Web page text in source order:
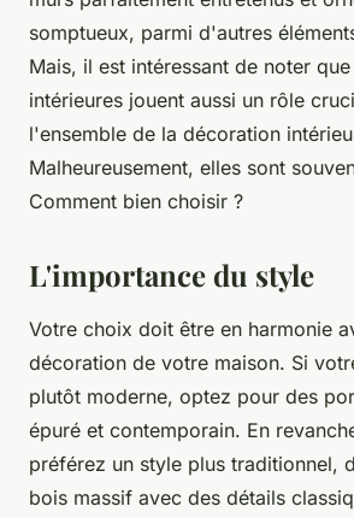
somptueux, parmi d'autres
Mais, il est intéressant de noter
intérieures jouent aussi un rôle
l'ensemble de la décoration
Malheureusement, elles sont
Comment bien choisir ?
L'importance du style
Votre choix doit être en harmonie
décoration de votre maison. Si
plutôt moderne, optez pour des
épuré et contemporain. En
préférez un style plus traditionnel,
bois massif avec des détails